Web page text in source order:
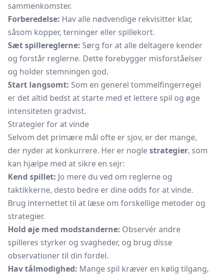
sammenkomster.
Forberedelse: Hav alle nødvendige rekvisitter klar,
såsom kopper, terninger eller spillekort.
Sæt spillereglerne: Sørg for at alle deltagere kender
og forstår reglerne. Dette forebygger misforståelser
og holder stemningen god.
Start langsomt: Som en generel tommelfingerregel
er det altid bedst at starte med et lettere spil og øge
intensiteten gradvist.
Strategier for at vinde
Selvom det primære mål ofte er sjov, er der mange,
der nyder at konkurrere. Her er noglestrategier, som
kan hjælpe med at sikre en sejr:
Kend spillet: Jo mere du ved om reglerne og
taktikkerne, desto bedre er dine odds for at vinde.
Brug internettet til at læse om forskellige metoder og
strategier.
Hold øje med modstanderne: Observér andre
spilleres styrker og svagheder, og brug disse
observationer til din fordel.
Hav tålmodighed: Mange spil kræver en kølig tilgang,